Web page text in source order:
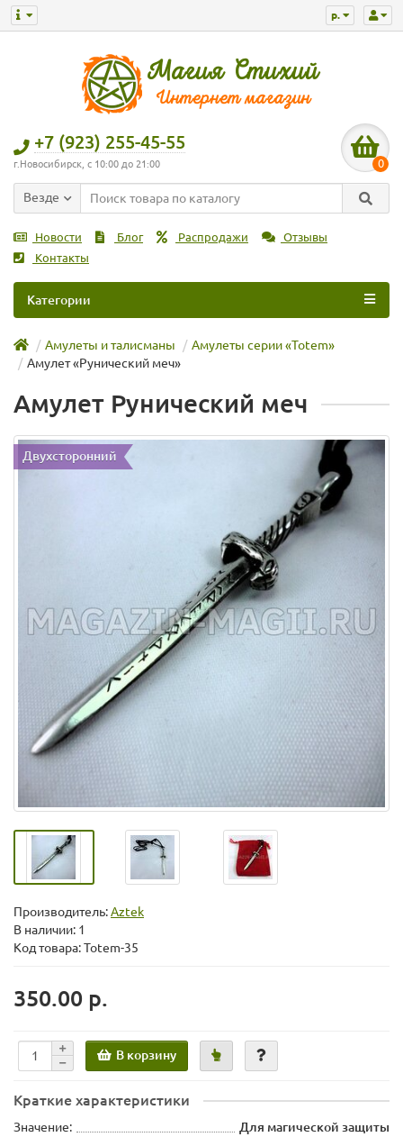
р.
+7 (923) 255-45-55
г.Новосибирск, с 10:00 до 21:00 0
Везде
Новости Блог Распродажи
Отзывы
Контакты
Категории
Амулеты и талисманы
Амулеты серии «Totem»
Амулет «Рунический меч»
Амулет Рунический меч
Двухсторонний
Производитель:Aztek
В наличии: 1
Код товара: Totem-35
350.00 р.
В корзину
Краткие характеристики
Значение:
Для магической защиты